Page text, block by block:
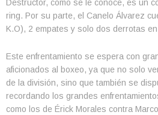
Destructor, como se le conoce, es un
ring. Por su parte, el Canelo Álvarez
K.O), 2 empates y solo dos derrotas
Este enfrentamiento se espera con
aficionados al boxeo, ya que no solo
de la división, sino que también se
recordando los grandes
como los de Érick Morales contra